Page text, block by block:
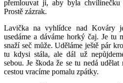
přemlouvat jí, aby byla chvilinečku
Prostě zázrak.
Lavička na vyhlídce nad Kováry
usedáme a dáváme horký čaj. Je tu
snaží seč může. Uděláme ještě pár
tu kdysi stála, ale dál už
sebou. Je škoda že se tu nedá
cestou vracíme pomalu zpátky.